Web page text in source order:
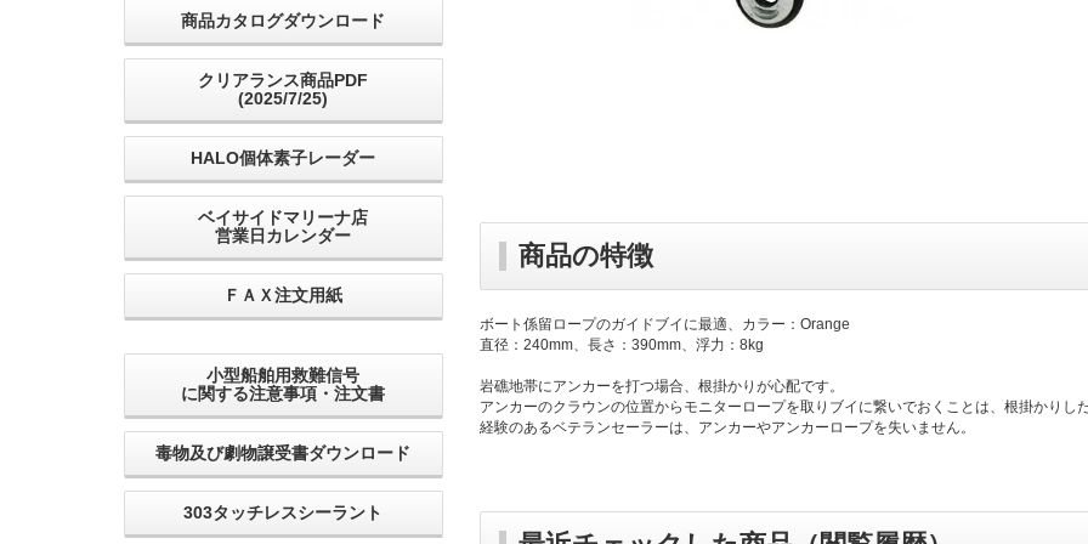
商品の特徴
ボート係留ロープのガイドブイに最適、カラー：Orange
直径：240mm、長さ：390mm、浮力：8kg
岩礁地帯にアンカーを打つ場合、根掛かりが心配です。
アンカーのクラウンの位置からモニターロープを取りブイに繋いでおくことは、根掛かりし
経験のあるベテランセーラーは、アンカーやアンカーロープを失いません。
商品カタログダウンロード
クリアランス商品PDF
(2025/7/25)
HALO個体素子レーダー
ベイサイドマリーナ店
営業日カレンダー
ＦＡＸ注文用紙
小型船舶用救難信号
に関する注意事項・注文書
毒物及び劇物譲受書ダウンロード
303タッチレスシーラント